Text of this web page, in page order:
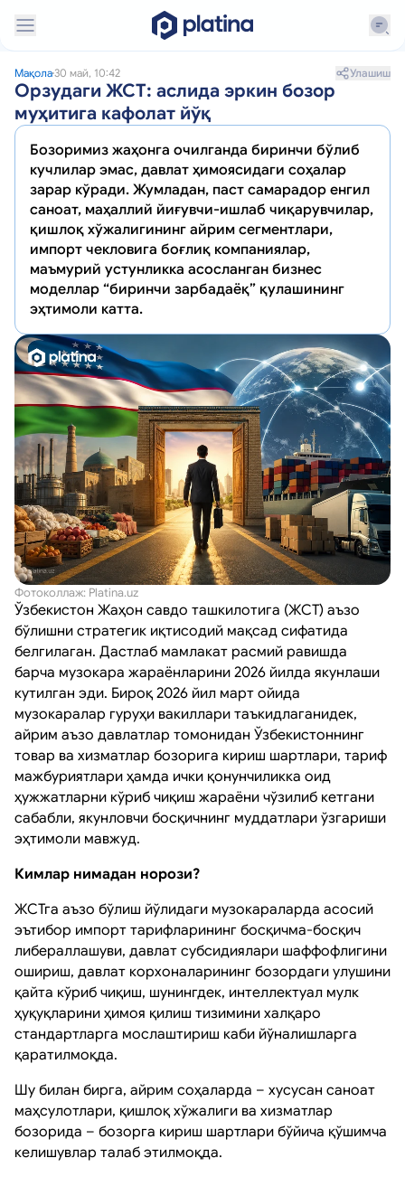
Мақола30 май, 10:42 Улашиш
Орзудаги ЖСТ: аслида эркин бозор
муҳитига кафолат йўқ
Бозоримиз жаҳонга очилганда биринчи бўлиб
кучлилар эмас, давлат ҳимоясидаги соҳалар
зарар кўради. Жумладан, паст самарадор енгил
саноат, маҳаллий йиғувчи-ишлаб чиқарувчилар,
қишлоқ хўжалигининг айрим сегментлари,
импорт чекловига боғлиқ компаниялар,
маъмурий устунликка асосланган бизнес
моделлар “биринчи зарбадаёқ” қулашининг
эҳтимоли катта.
Фотоколлаж: Platina.uz
Ўзбекистон Жаҳон савдо ташкилотига (ЖСТ) аъзо
бўлишни стратегик иқтисодий мақсад сифатида
белгилаган. Дастлаб мамлакат расмий равишда
барча музокара жараёнларини 2026 йилда якунлаши
кутилган эди. Бироқ 2026 йил март ойида
музокаралар гуруҳи вакиллари таъкидлаганидек,
айрим аъзо давлатлар томонидан Ўзбекистоннинг
товар ва хизматлар бозорига кириш шартлари, тариф
мажбуриятлари ҳамда ички қонунчиликка оид
ҳужжатларни кўриб чиқиш жараёни чўзилиб кетгани
сабабли, якунловчи босқичнинг муддатлари ўзгариши
эҳтимоли мавжуд.
Кимлар нимадан норози?
ЖСТга аъзо бўлиш йўлидаги музокараларда асосий
эътибор импорт тарифларининг босқичма-босқич
либераллашуви, давлат субсидиялари шаффофлигини
ошириш, давлат корхоналарининг бозордаги улушини
қайта кўриб чиқиш, шунингдек, интеллектуал мулк
ҳуқуқларини ҳимоя қилиш тизимини халқаро
стандартларга мослаштириш каби йўналишларга
қаратилмоқда.
Шу билан бирга, айрим соҳаларда – хусусан саноат
маҳсулотлари, қишлоқ хўжалиги ва хизматлар
бозорида – бозорга кириш шартлари бўйича қўшимча
келишувлар талаб этилмоқда.